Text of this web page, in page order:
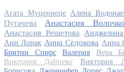
Агата Муцениеце Алена
Пугачева
Анастасия
Анастасия Решетова
Ани Лорак Анна Седокова Анна
Бритни Спирс
Валерия Вера
Виктория Дайнеко Виктория